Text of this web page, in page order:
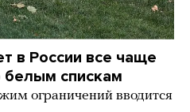
в России все чаще
белым спискам
ограничений вводится